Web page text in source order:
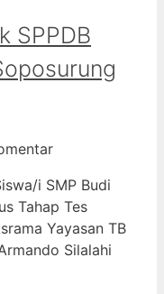
SPPDB
i SMP Budi
Tahap Tes
Yayasan TB
Silalahi